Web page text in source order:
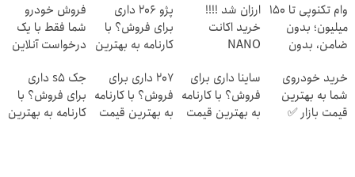
وام تکنوپی تا ۱۵۰
میلیون؛ بدون
ضامن، بدون
ارزان شد !!!!
خرید اکانت
NANO
تخفیف ویژه
پژو 206 داری
برای فروش؟ با
کارنامه به بهترین
فروش خودرو
شما فقط با یک
درخواست آنلاین
خرید خودروی
شما به بهترین
قیمت بازار ✅
ساینا داری برای
فروش؟ با کارنامه
به بهترین قیمت
207 داری برای
فروش؟ با کارنامه
به بهترین قیمت
جک s5 داری
برای فروش؟ با
کارنامه به بهترین